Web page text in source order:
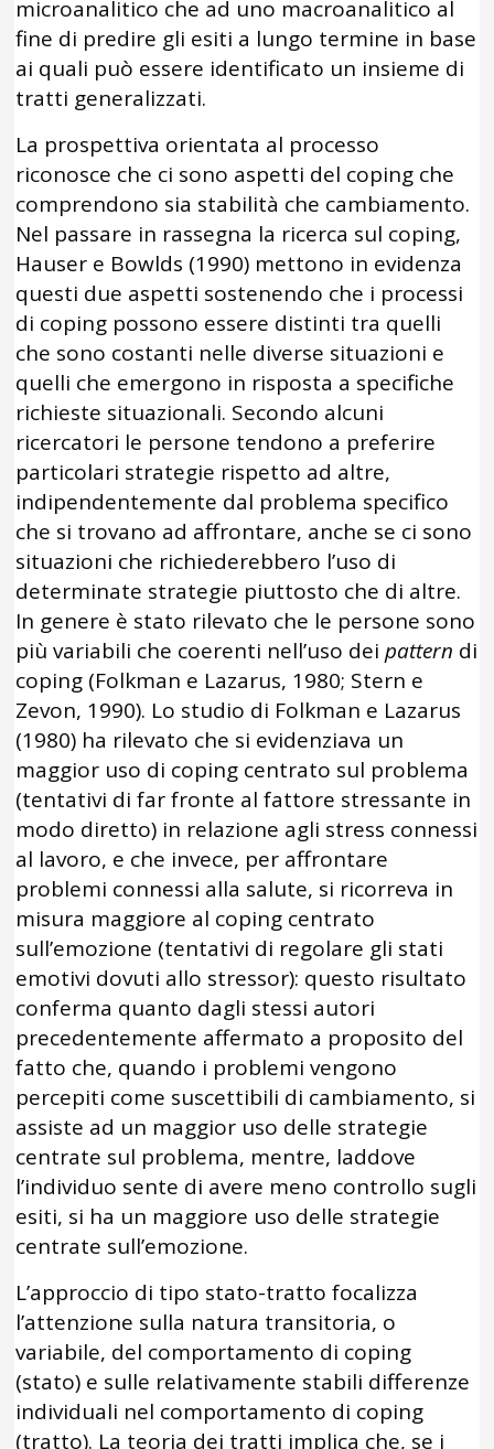
microanalitico che ad uno macroanalitico al
fine di predire gli esiti a lungo termine in base
ai quali può essere identificato un insieme di
tratti generalizzati.
La prospettiva orientata al processo
riconosce che ci sono aspetti del coping che
comprendono sia stabilità che cambiamento.
Nel passare in rassegna la ricerca sul coping,
Hauser e Bowlds (1990) mettono in evidenza
questi due aspetti sostenendo che i processi
di coping possono essere distinti tra quelli
che sono costanti nelle diverse situazioni e
quelli che emergono in risposta a specifiche
richieste situazionali. Secondo alcuni
ricercatori le persone tendono a preferire
particolari strategie rispetto ad altre,
indipendentemente dal problema specifico
che si trovano ad affrontare, anche se ci sono
situazioni che richiederebbero l’uso di
determinate strategie piuttosto che di altre.
In genere è stato rilevato che le persone sono
più variabili che coerenti nell’uso deipattern di
coping (Folkman e Lazarus, 1980; Stern e
Zevon, 1990). Lo studio di Folkman e Lazarus
(1980) ha rilevato che si evidenziava un
maggior uso di coping centrato sul problema
(tentativi di far fronte al fattore stressante in
modo diretto) in relazione agli stress connessi
al lavoro, e che invece, per affrontare
problemi connessi alla salute, si ricorreva in
misura maggiore al coping centrato
sull’emozione (tentativi di regolare gli stati
emotivi dovuti allo stressor): questo risultato
conferma quanto dagli stessi autori
precedentemente affermato a proposito del
fatto che, quando i problemi vengono
percepiti come suscettibili di cambiamento, si
assiste ad un maggior uso delle strategie
centrate sul problema, mentre, laddove
l’individuo sente di avere meno controllo sugli
esiti, si ha un maggiore uso delle strategie
centrate sull’emozione.
L’approccio di tipo stato-tratto focalizza
l’attenzione sulla natura transitoria, o
variabile, del comportamento di coping
(stato) e sulle relativamente stabili differenze
individuali nel comportamento di coping
(tratto). La teoria dei tratti implica che, se i